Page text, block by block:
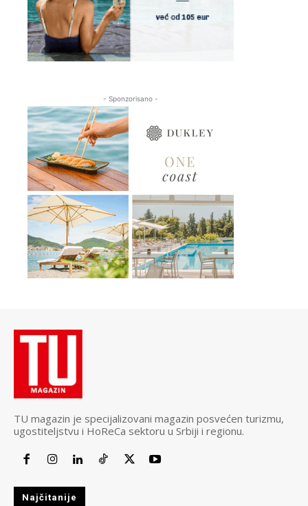
- Sponzorisano -
TU magazin je specijalizovani magazin posvećen turizmu,
ugostiteljstvu i HoReCa sektoru u Srbiji i regionu.
Najčitanije